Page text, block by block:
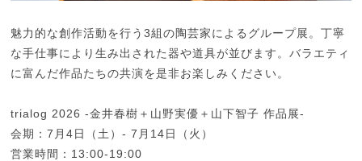
魅力的な創作活動を行う3組の陶芸家によるグループ展。丁寧
な手仕事により生み出された器や道具が並びます。バラエティ
に富んだ作品たちの共演を是非お楽しみください。
trialog 2026 -金井春樹＋山野実優＋山下智子 作品展-
会期：7月4日（土）- 7月14日（火）
営業時間：13:00-19:00